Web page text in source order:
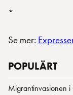
*
Se mer:
POPULÄRT
Migrantinvasionen i